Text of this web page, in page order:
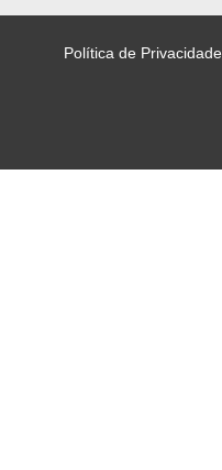
Política de Privacidade